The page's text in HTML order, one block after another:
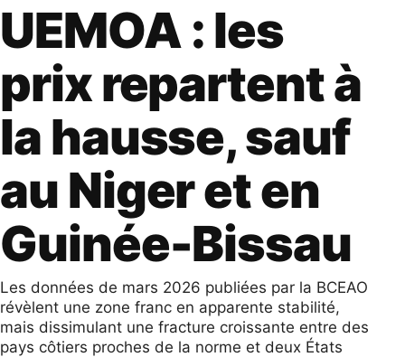
UEMOA : les
prix repartent à
la hausse, sauf
au Niger et en
Guinée-Bissau
Les données de mars 2026 publiées par la BCEAO
révèlent une zone franc en apparente stabilité,
mais dissimulant une fracture croissante entre des
pays côtiers proches de la norme et deux États